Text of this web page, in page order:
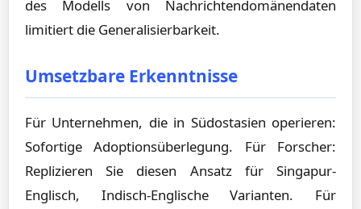
des Modells von Nachrichtendomänendaten
limitiert die Generalisierbarkeit.
Umsetzbare Erkenntnisse
Für Unternehmen, die in Südostasien operieren:
Sofortige Adoptionsüberlegung. Für Forscher:
Replizieren Sie diesen Ansatz für Singapur-
Englisch, Indisch-Englische Varianten. Für